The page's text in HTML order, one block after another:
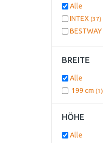
Alle
INTEX (37)
BESTWAY
BREITE
Alle
199 cm (1)
HÖHE
Alle